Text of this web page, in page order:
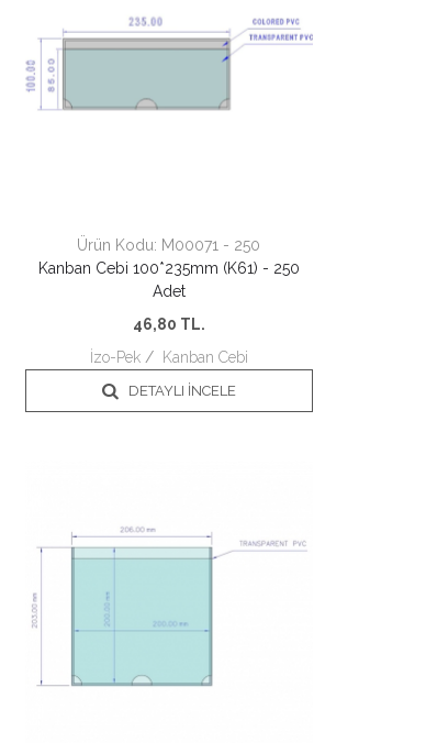
Ürün Kodu: M00071 - 250
Kanban Cebi 100*235mm (K61) - 250
Adet
46,80 TL.
İzo-Pek/ Kanban Cebi
DETAYLI İNCELE